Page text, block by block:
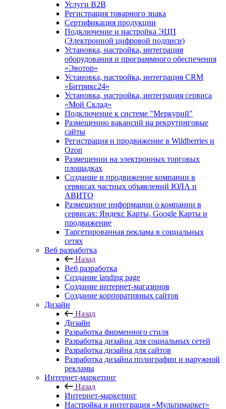
Услуги B2B
Регистрация товарного знака
Сертификация продукции
Подключение и настройка ЭЦП
(Электронной цифровой подписи)
Установка, настройка, интеграция
оборудования и программного обеспечения
«Эвотор»
Установка, настройка, интеграция CRM
«Битрикс24»
Установка, настройка, интеграция сервиса
«Мой Склад»
Подключение к системе "Меркурий"
Размещению вакансий на рекрутинговые
сайты
Регистрация и продвижение в Wildberries и
Ozon
Размещении на электронных торговых
площадках
Создание и продвижение компании в
сервисах частных объявлений ЮЛА и
АВИТО
Размещение информации о компании в
сервисах: Яндекс Карты, Google Карты и
продвижение
Таргетированная реклама в социальных
сетях
Веб разработка
Назад
Веб разработка
Создание landing page
Создание интернет-магазинов
Создание корпоративных сайтов
Дизайн
Назад
Дизайн
Разработка фирменного стиля
Разработка дизайна для социальных сетей
Разработка дизайна для сайтов
Разработка дизайна полиграфии и наружной
рекламы
Интернет-маркетинг
Назад
Интернет-маркетинг
Настройка и интеграция «Мультимаркет»